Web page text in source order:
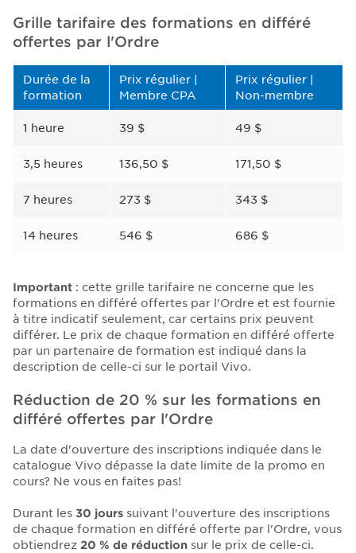
Grille tarifaire des formations en différé
offertes par l'Ordre
Durée de la
formation
Prix régulier |
Membre CPA
Prix régulier |
Non-membre
1 heure 39 $ 49 $
3,5 heures 136,50 $ 171,50 $
7 heures 273 $ 343 $
14 heures 546 $ 686 $
Important : cette grille tarifaire ne concerne que les
formations en différé offertes par l'Ordre et est fournie
à titre indicatif seulement, car certains prix peuvent
différer. Le prix de chaque formation en différé offerte
par un partenaire de formation est indiqué dans la
description de celle-ci sur le portail Vivo.
Réduction de 20 % sur les formations en
différé offertes par l'Ordre
La date d'ouverture des inscriptions indiquée dans le
catalogue Vivo dépasse la date limite de la promo en
cours? Ne vous en faites pas!
Durant les 30 jours suivant l'ouverture des inscriptions
de chaque formation en différé offerte par l'Ordre, vous
obtiendrez 20 % de réduction sur le prix de celle-ci.